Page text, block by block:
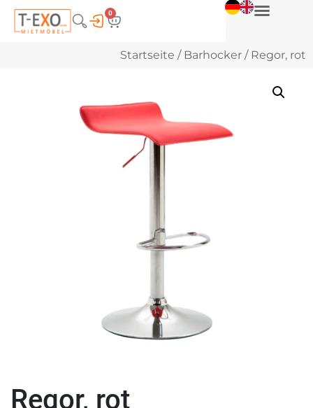
0
Startseite / Barhocker / Regor, rot
Regor, rot